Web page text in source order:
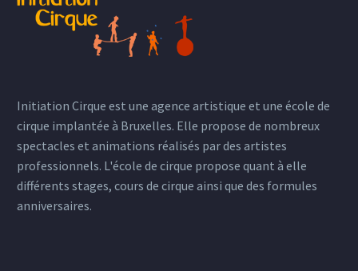
Initiation Cirque est une agence artistique et une école de
cirque implantée à Bruxelles. Elle propose de nombreux
spectacles et animations réalisés par des artistes
professionnels. L'école de cirque propose quant à elle
différents stages, cours de cirque ainsi que des formules
anniversaires.